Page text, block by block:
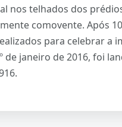
nos telhados dos
comovente. Após
para celebrar a
de janeiro de 2016, foi